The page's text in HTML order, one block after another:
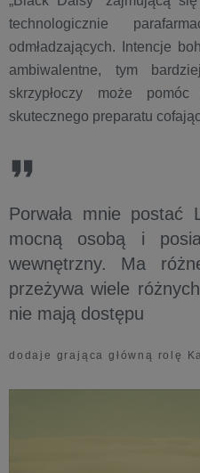
technologicznie
odmładzających. Intencje
ambiwalentne, tym
skrzypłoczy może
skutecznego preparatu
Porwała mnie postać
mocną osobą i
wewnętrzny. Ma
przeżywa wiele
nie mają dostępu
dodaje grająca główną rolę